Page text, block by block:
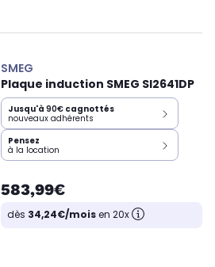
SMEG
Plaque induction SMEG SI2641DP
Jusqu'à 90€ cagnottés
nouveaux adhérents
Pensez
à la location
583,99€
dès 34,24€/moisen 20x